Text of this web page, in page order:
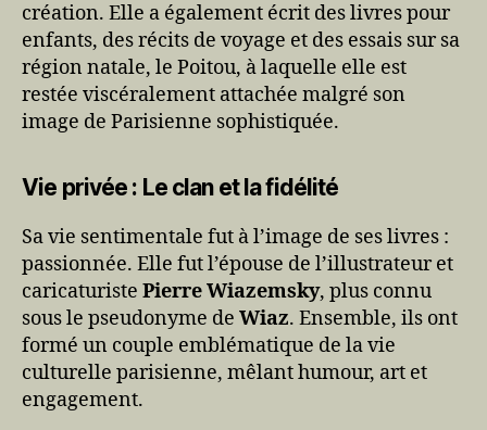
création. Elle a également écrit des livres pour
enfants, des récits de voyage et des essais sur sa
région natale, le Poitou, à laquelle elle est
restée viscéralement attachée malgré son
image de Parisienne sophistiquée.
Vie privée : Le clan et la fidélité
Sa vie sentimentale fut à l’image de ses livres :
passionnée. Elle fut l’épouse de l’illustrateur et
caricaturiste Pierre Wiazemsky, plus connu
sous le pseudonyme de Wiaz. Ensemble, ils ont
formé un couple emblématique de la vie
culturelle parisienne, mêlant humour, art et
engagement.